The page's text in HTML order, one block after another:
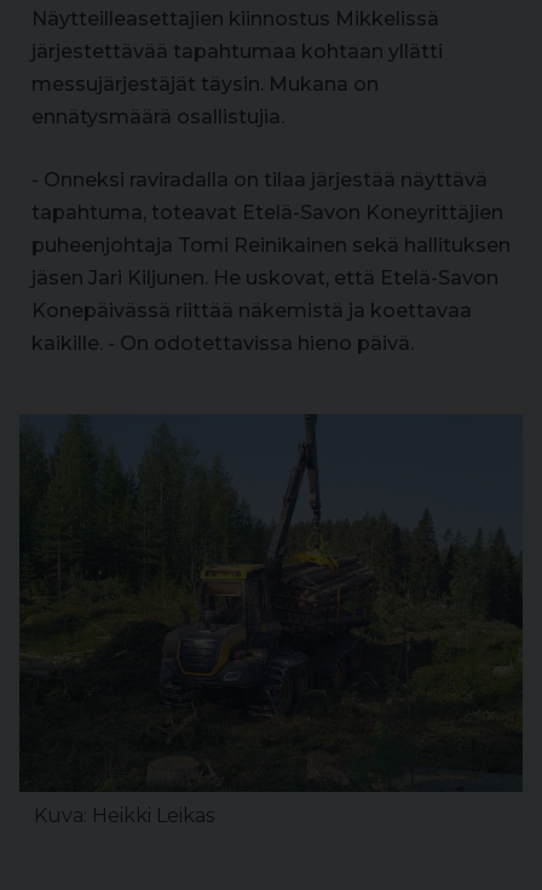
Näytteilleasettajien kiinnostus Mikkelissä
järjestettävää tapahtumaa kohtaan yllätti
messujärjestäjät täysin. Mukana on
ennätysmäärä osallistujia.
- Onneksi raviradalla on tilaa järjestää näyttävä
tapahtuma, toteavat Etelä-Savon Koneyrittäjien
puheenjohtaja Tomi Reinikainen sekä hallituksen
jäsen Jari Kiljunen. He uskovat, että Etelä-Savon
Konepäivässä riittää näkemistä ja koettavaa
kaikille. - On odotettavissa hieno päivä.
Kuva: Heikki Leikas